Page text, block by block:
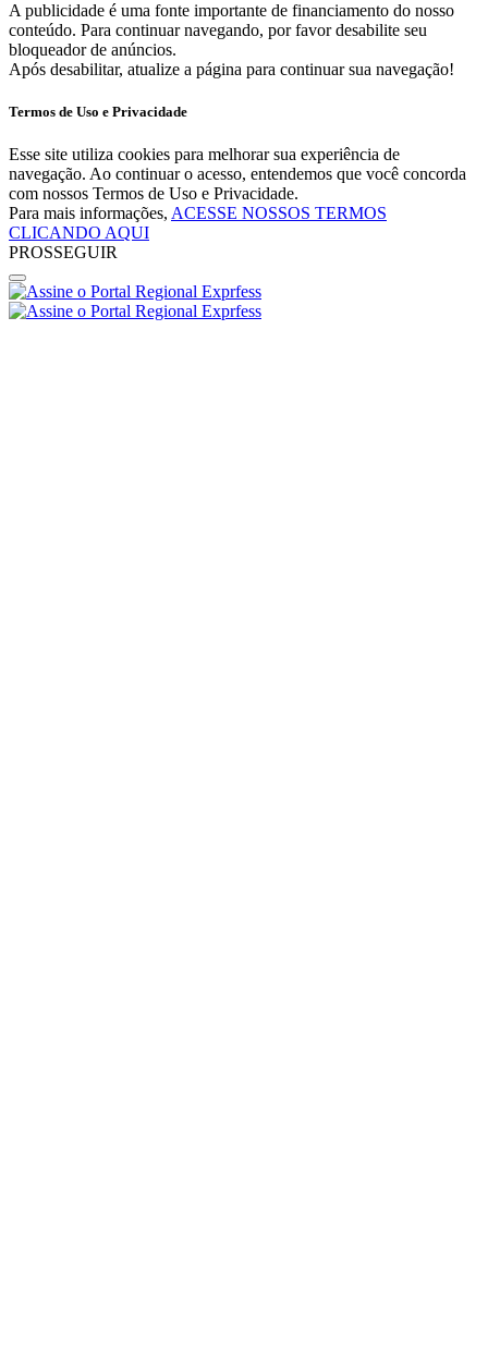
A publicidade é uma fonte importante de financiamento do nosso
conteúdo. Para continuar navegando, por favor desabilite seu
bloqueador de anúncios.
Após desabilitar, atualize a página para continuar sua navegação!
Termos de Uso e Privacidade
Esse site utiliza cookies para melhorar sua experiência de
navegação. Ao continuar o acesso, entendemos que você concorda
com nossos Termos de Uso e Privacidade.
Para mais informações, ACESSE NOSSOS TERMOS
CLICANDO AQUI
PROSSEGUIR